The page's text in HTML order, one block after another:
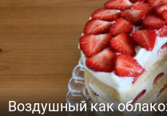
Воздушный как